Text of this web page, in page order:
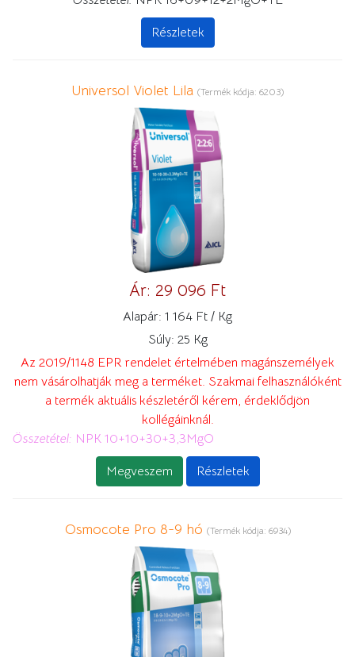
Részletek
Universol Violet Lila (Termék kódja: 6203)
Ár: 29 096 Ft
Alapár: 1 164 Ft / Kg
Súly: 25 Kg
Az 2019/1148 EPR rendelet értelmében magánszemélyek
nem vásárolhatják meg a terméket. Szakmai felhasználóként
a termék aktuális készletéről kérem, érdeklődjön
kollégáinknál.
Összetétel: NPK 10+10+30+3,3MgO
Megveszem Részletek
Osmocote Pro 8-9 hó (Termék kódja: 6934)